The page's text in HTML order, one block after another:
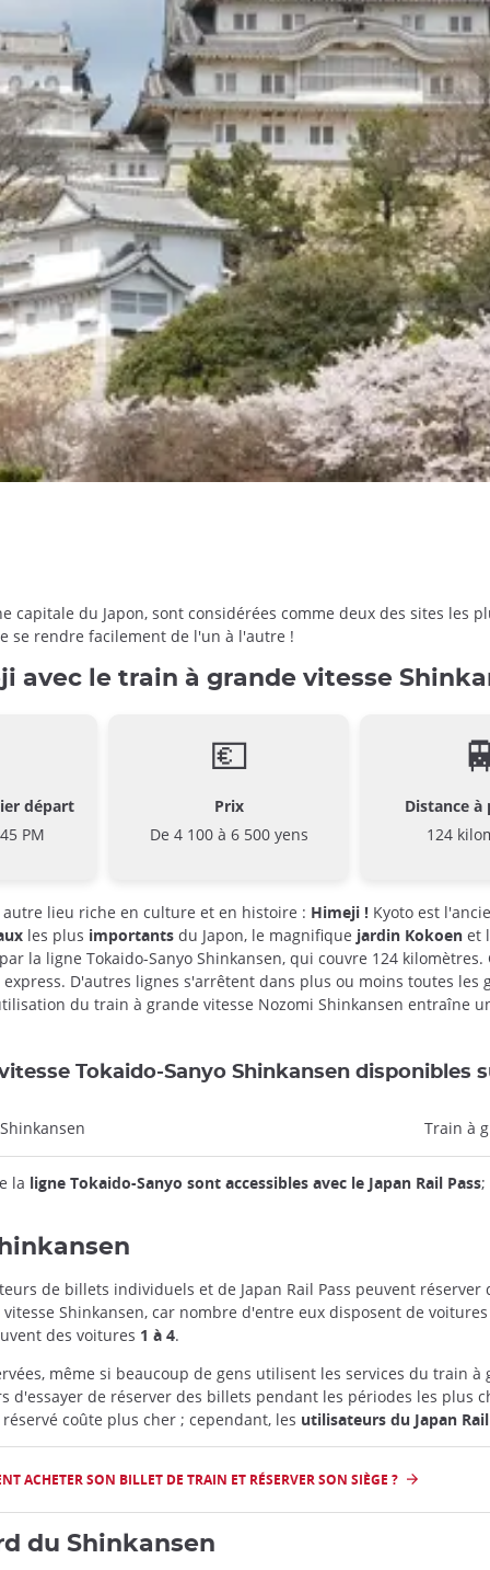
capitale du Japon, sont considérées comme deux des sites
se rendre facilement de l'un à l'autre !
avec le train à grande vitesse
départ
PM
💶
Prix
De 4 100 à 6 500 yens
Distance
124
lieu riche en culture et en histoire : Himeji ! Kyoto est
les plus importants du Japon, le magnifique jardin Kokoen et
la ligne Tokaido-Sanyo Shinkansen, qui couvre 124
D'autres lignes s'arrêtent dans plus ou moins toutes les
du train à grande vitesse Nozomi Shinkansen entraîne
Tokaido-Sanyo Shinkansen disponibles
Train à
la ligne Tokaido-Sanyo sont accessibles avec le Japan Rail Pass;
de billets individuels et de Japan Rail Pass peuvent
Shinkansen, car nombre d'entre eux disposent de
des voitures 1 à 4.
même si beaucoup de gens utilisent les services du train
d'essayer de réserver des billets pendant les périodes les plus
coûte plus cher ; cependant, les utilisateurs du Japan
ACHETER SON BILLET DE TRAIN ET RÉSERVER SON SIÈGE ?
du Shinkansen